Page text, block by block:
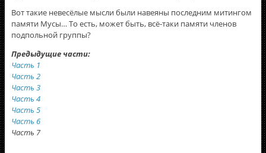
Вот такие невесёлые мысли были навеяны последним митингом
памяти Мусы… То есть, может быть, всё-таки памяти членов
подпольной группы?
Предыдущие части:
Часть 1
Часть 2
Часть 3
Часть 4
Часть 5
Часть 6
Часть 7